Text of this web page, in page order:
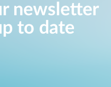
newsletter
to date